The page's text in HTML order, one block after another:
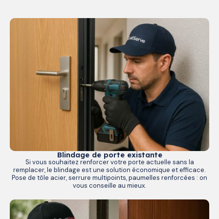
Blindage de porte existante
Si vous souhaitez renforcer votre porte actuelle sans la
remplacer, le blindage est une solution économique et efficace.
Pose de tôle acier, serrure multipoints, paumelles renforcées : on
vous conseille au mieux.